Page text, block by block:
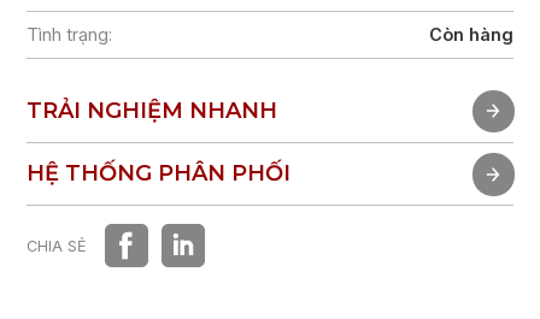
Tình trạng: Còn hàng
TRẢI NGHIỆM NHANH
TRẢI NGHIỆM NHANH
HỆ THỐNG PHÂN PHỐI
HỆ THỐNG PHÂN PHỐI
CHIA SẺ